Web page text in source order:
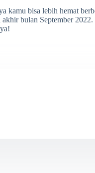
kamu bisa lebih hemat
bulan September 2022.